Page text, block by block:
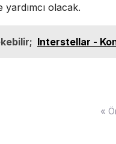
yardımcı olacak.
Interstellar -
«